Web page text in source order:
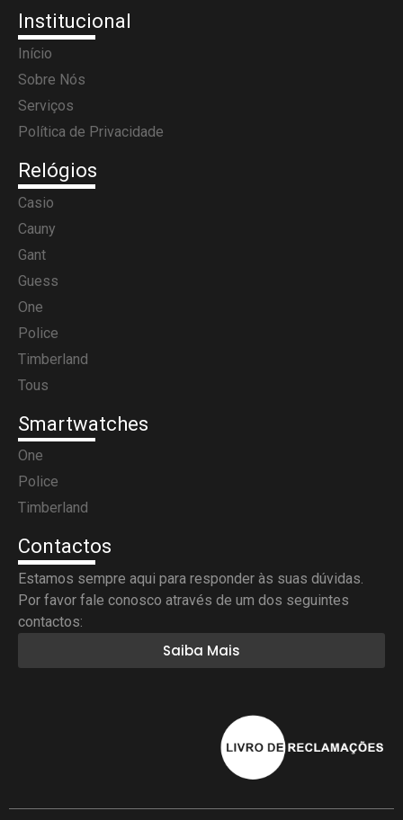
Institucional
Início
Sobre Nós
Serviços
Política de Privacidade
Relógios
Casio
Cauny
Gant
Guess
One
Police
Timberland
Tous
Smartwatches
One
Police
Timberland
Contactos
Estamos sempre aqui para responder às suas dúvidas.
Por favor fale conosco através de um dos seguintes
contactos:
Saiba Mais